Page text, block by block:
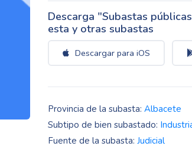
Descarga "Subastas
esta y otras subastas
Descargar para iOS
Provincia de la subasta: Albacete
Subtipo de bien subastado:
Fuente de la subasta: Judicial